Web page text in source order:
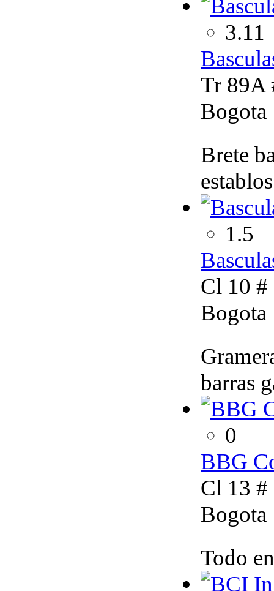
3.11
Tr 89A
Bogota
Brete
1.5
Cl 10
Bogota
barras
0
BBG
Cl 13 #
Bogota
Todo